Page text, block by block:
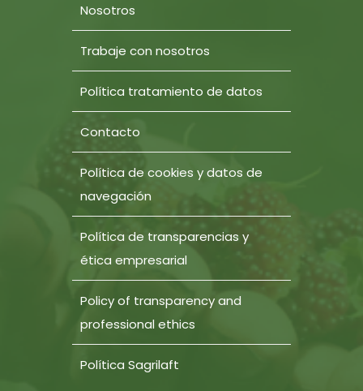
Nosotros
Trabaje con nosotros
Política tratamiento de datos
Contacto
Política de cookies y datos de
navegación
Política de transparencias y
ética empresarial
Policy of transparency and
professional ethics
Política Sagrilaft